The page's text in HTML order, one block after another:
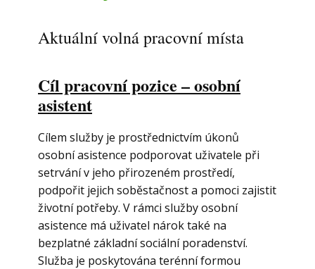
Aktuální volná pracovní místa
Cíl pracovní pozice – osobní
asistent
Cílem služby je prostřednictvím úkonů
osobní asistence podporovat uživatele při
setrvání v jeho přirozeném prostředí,
podpořit jejich soběstačnost a pomoci zajistit
životní potřeby. V rámci služby osobní
asistence má uživatel nárok také na
bezplatné základní sociální poradenství.
Služba je poskytována terénní formou